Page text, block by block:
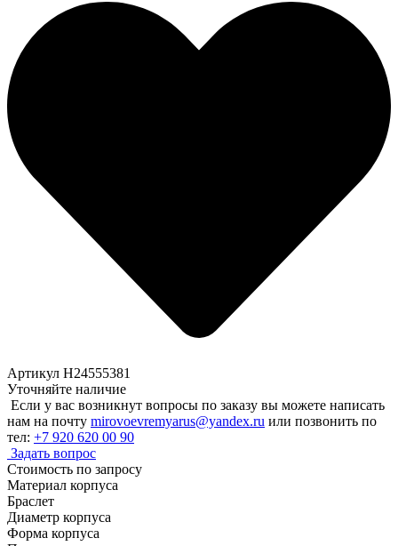
Артикул H24555381
Уточняйте наличие
Если у вас возникнут вопросы по заказу вы можете написать
нам на почту mirovoevremyarus@yandex.ru или позвонить по
тел: +7 920 620 00 90
Задать вопрос
Стоимость по запросу
Материал корпуса
Браслет
Диаметр корпуса
Форма корпуса